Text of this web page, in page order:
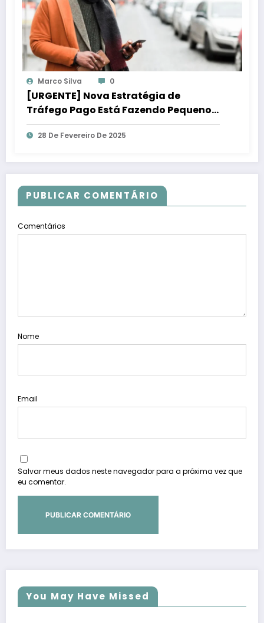
Marco Silva 0
[URGENTE] Nova Estratégia de
Tráfego Pago Está Fazendo Pequenos
Negócios Lucrar Mais!
28 De Fevereiro De 2025
PUBLICAR COMENTÁRIO
Comentários
Nome
Email
Salvar meus dados neste navegador para a próxima vez que
eu comentar.
You May Have Missed